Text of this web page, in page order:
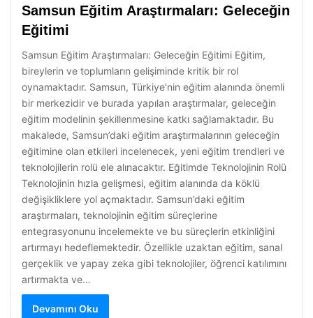
Samsun Eğitim Araştırmaları: Geleceğin
Eğitimi
Samsun Eğitim Araştırmaları: Geleceğin Eğitimi Eğitim,
bireylerin ve toplumların gelişiminde kritik bir rol
oynamaktadır. Samsun, Türkiye’nin eğitim alanında önemli
bir merkezidir ve burada yapılan araştırmalar, geleceğin
eğitim modelinin şekillenmesine katkı sağlamaktadır. Bu
makalede, Samsun’daki eğitim araştırmalarının geleceğin
eğitimine olan etkileri incelenecek, yeni eğitim trendleri ve
teknolojilerin rolü ele alınacaktır. Eğitimde Teknolojinin Rolü
Teknolojinin hızla gelişmesi, eğitim alanında da köklü
değişikliklere yol açmaktadır. Samsun’daki eğitim
araştırmaları, teknolojinin eğitim süreçlerine
entegrasyonunu incelemekte ve bu süreçlerin etkinliğini
artırmayı hedeflemektedir. Özellikle uzaktan eğitim, sanal
gerçeklik ve yapay zeka gibi teknolojiler, öğrenci katılımını
artırmakta ve…
Devamını Oku